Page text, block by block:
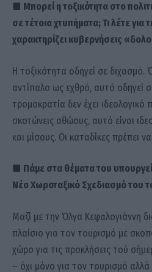
■ Μπορεί η τοξικότητα στο
σε τέτοια χτυπήματα; Τι λέτε για
χαρακτηρίζει κυβερνήσεις
Η τοξικότητα οδηγεί σε διχασμό.
αντίπαλο ως εχθρό, αυτό οδηγεί
τρομοκρατία δεν έχει
σκοτώνεις αθώους, αυτό είναι
και μίσους. Οι καταδίκες πρέπει
■ Πάμε στα θέματα του
Νέο Χωροταξικό Σχεδιασμό του
Μαζί με την Όλγα Κεφαλογιάννη
πλαίσιο για τον τουρισμό με
χώρο για τις προκλήσεις τού
– όχι μόνο για τον τουρισμό αλλά